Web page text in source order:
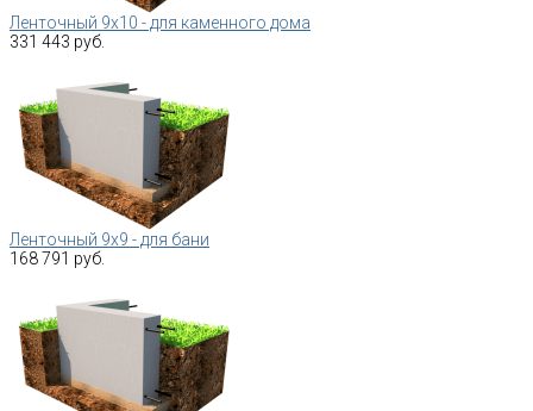
Ленточный 9х10 - для каменного дома
331 443 руб.
Ленточный 9х9 - для бани
168 791 руб.